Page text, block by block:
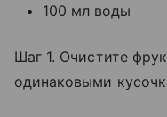
100 мл воды
Шаг 1. Очистите
одинаковыми